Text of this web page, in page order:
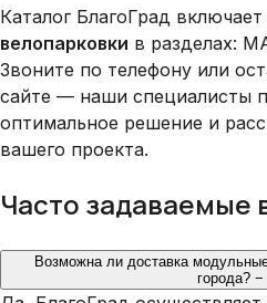
Каталог БлагоГрад включает
велопарковки в разделах:
Звоните по телефону или
сайте — наши специалисты
оптимальное решение и
вашего проекта.
Часто задаваемые
Возможна ли доставка
города? −